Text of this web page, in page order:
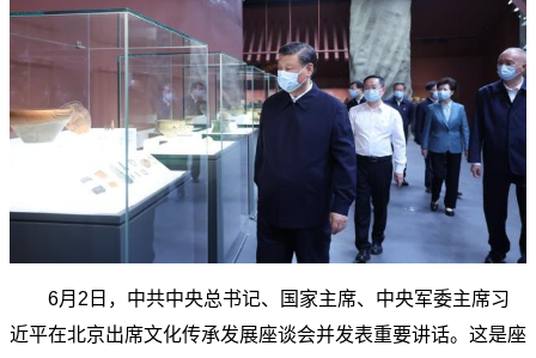
6月2日，中共中央总书记、国家主席、中央军委主席习
近平在北京出席文化传承发展座谈会并发表重要讲话。这是座